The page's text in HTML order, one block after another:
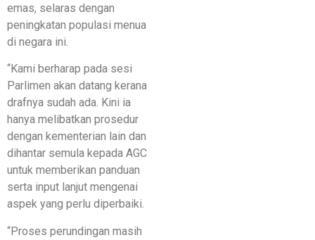
emas, selaras dengan
peningkatan populasi menua
di negara ini.
“Kami berharap pada sesi
Parlimen akan datang kerana
drafnya sudah ada. Kini ia
hanya melibatkan prosedur
dengan kementerian lain dan
dihantar semula kepada AGC
untuk memberikan panduan
serta input lanjut mengenai
aspek yang perlu diperbaiki.
“Proses perundingan masih